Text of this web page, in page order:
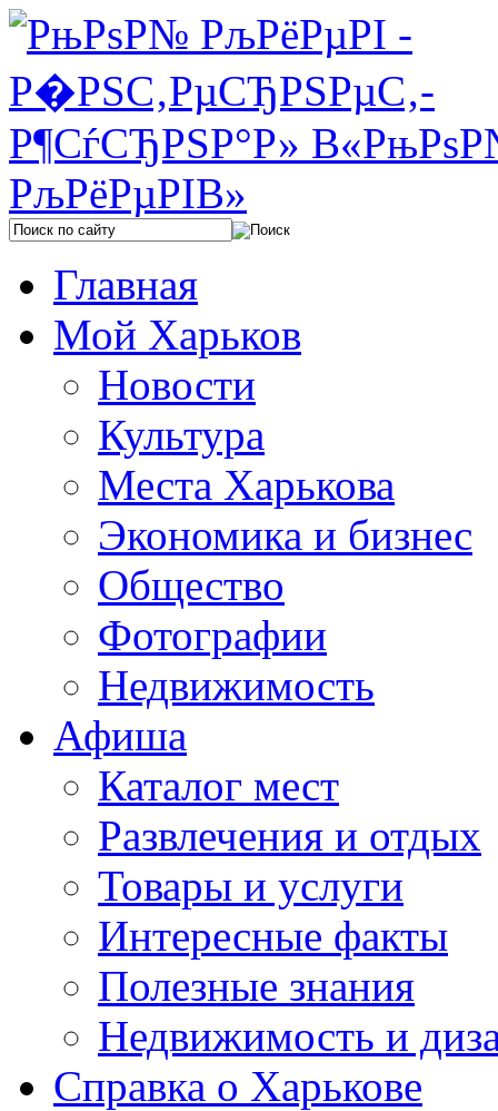
Главная
Мой Харьков
Новости
Культура
Места Харькова
Экономика и бизнес
Общество
Фотографии
Недвижимость
Афиша
Каталог мест
Развлечения и отдых
Товары и услуги
Интересные факты
Полезные знания
Недвижимость и
Справка о Харькове